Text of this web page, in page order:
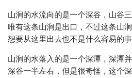
山涧的水流向的是一个深谷，山谷
唯有这条山涧是出口，不过这条山
想要从这里出去也不是什么容易的事
山涧的水落入的是一个深潭，深潭
深谷一半左右，但是很奇怪，这个